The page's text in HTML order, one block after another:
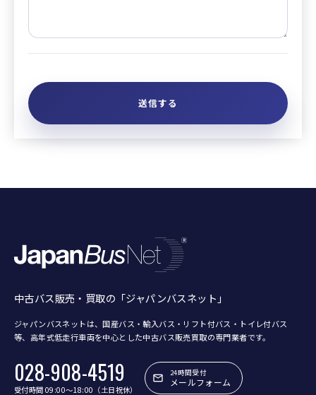
中古バス販売・買取の「ジャパンバスネット」
ジャパンバスネットは、国産バス・輸入バス・リフト付バス・トイレ付バス
等、 高年式低走行車両を中心とした中古バス販売買取の専門業者です。
028-908-4519
受付時間 09:00〜18:00（土日祝休）
24時間受付
メールフォーム